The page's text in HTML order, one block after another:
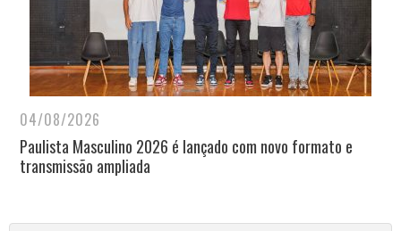
04/08/2026
Paulista Masculino 2026 é lançado com novo formato e
transmissão ampliada